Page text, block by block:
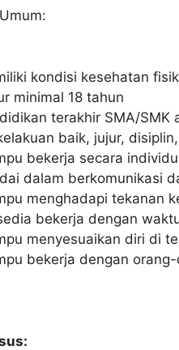
kondisi kesehatan
minimal 18 tahun
terakhir SMA/SMK
baik, jujur,
bekerja secara
dalam berkomunikasi
menghadapi tekanan
bekerja dengan
menyesuaikan diri di
bekerja dengan